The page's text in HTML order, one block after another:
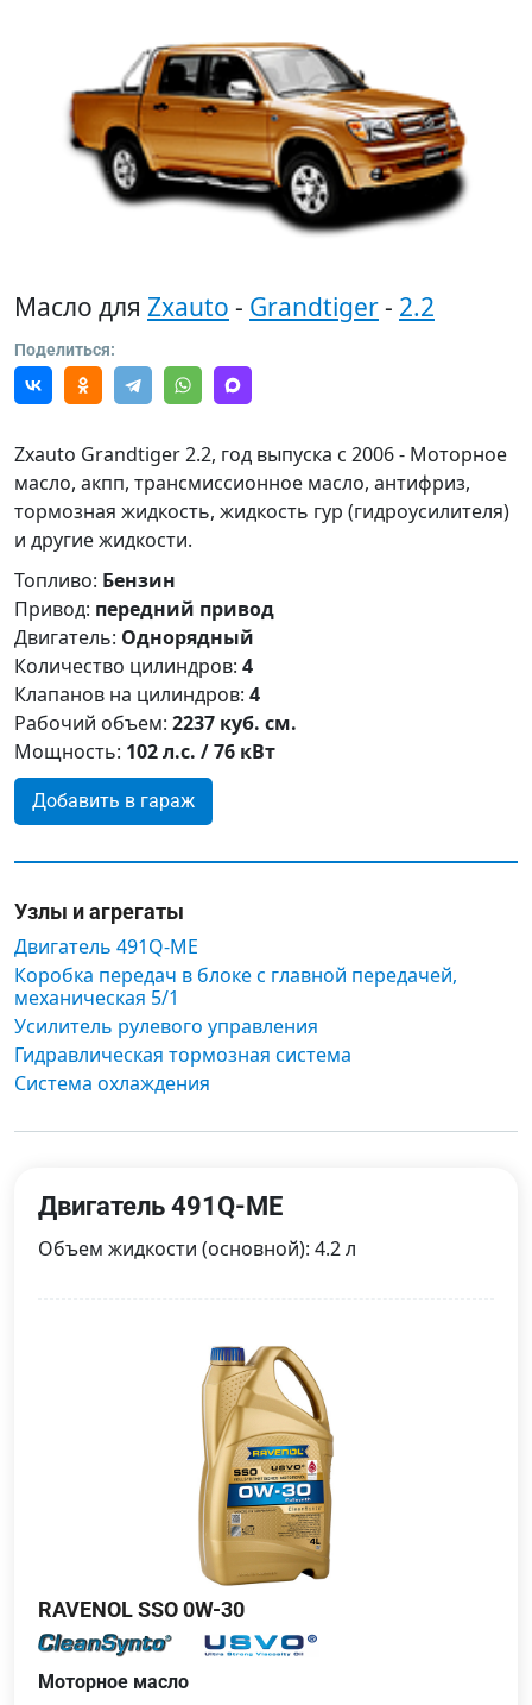
Масло для Zxauto - Grandtiger- 2.2
Поделиться:
Zxauto Grandtiger 2.2, год выпуска с 2006 - Моторное
масло, акпп, трансмиссионное масло, антифриз,
тормозная жидкость, жидкость гур (гидроусилителя)
и другие жидкости.
Топливо: Бензин
Привод: передний привод
Двигатель: Однорядный
Количество цилиндров: 4
Клапанов на цилиндров: 4
Рабочий объем: 2237 куб. см.
Мощность: 102 л.с. / 76 кВт
Добавить в гараж
Узлы и агрегаты
Двигатель 491Q-ME
Коробка передач в блоке с главной передачей,
механическая 5/1
Усилитель рулевого управления
Гидравлическая тормозная система
Система охлаждения
Двигатель 491Q-ME
Объем жидкости (основной): 4.2 л
RAVENOL SSO 0W-30
Моторное масло